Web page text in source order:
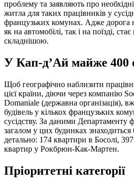
проблему та заявляють про
житла для таких працівників у
французьких комунах. Адже дорога
як на автомобілі, так і на поїзді,
складнішою.
У Кап-д’Ай майже 400
Щоб географічно наблизити
цієї країни, діючи через компанію
Domaniale (державна організація),
будівель у кількох французьких
сусідству. За даними Департаменту
загалом у цих будинках
детально: 174 квартири в Босолі,
квартир у Рокбрюн-Как-Мартен.
Пріоритетні категорії